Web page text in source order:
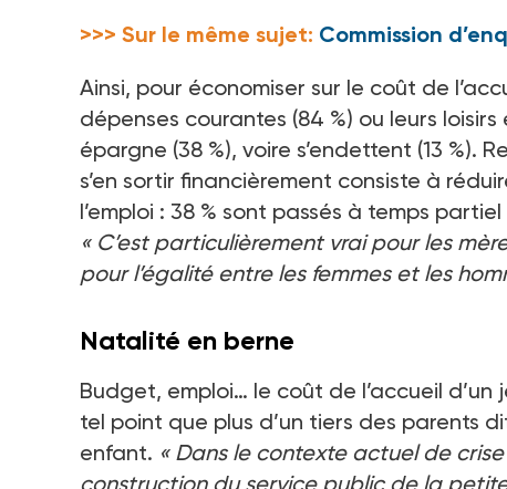
>>> Sur le même sujet: Commission
Ainsi, pour économiser sur le coût de
dépenses courantes (84 %) ou leurs
épargne (38 %), voire s’endettent (13 %).
s’en sortir financièrement consiste à
l’emploi : 38 % sont passés à temps
« C’est particulièrement vrai pour les
pour l’égalité entre les femmes et les
Natalité en berne
Budget, emploi… le coût de l’accueil
tel point que plus d’un tiers des parents
enfant. « Dans le contexte actuel de